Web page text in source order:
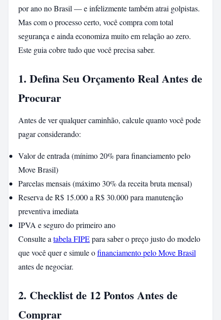
por ano no Brasil — e infelizmente também atrai golpistas.
Mas com o processo certo, você compra com total
segurança e ainda economiza muito em relação ao zero.
Este guia cobre tudo que você precisa saber.
1. Defina Seu Orçamento Real Antes de
Procurar
Antes de ver qualquer caminhão, calcule quanto você pode
pagar considerando:
Valor de entrada (mínimo 20% para financiamento pelo
Move Brasil)
Parcelas mensais (máximo 30% da receita bruta mensal)
Reserva de R$ 15.000 a R$ 30.000 para manutenção
preventiva imediata
IPVA e seguro do primeiro ano
Consulte a tabela FIPEpara saber o preço justo do modelo
que você quer e simule ofinanciamento pelo Move Brasil
antes de negociar.
2. Checklist de 12 Pontos Antes de
Comprar